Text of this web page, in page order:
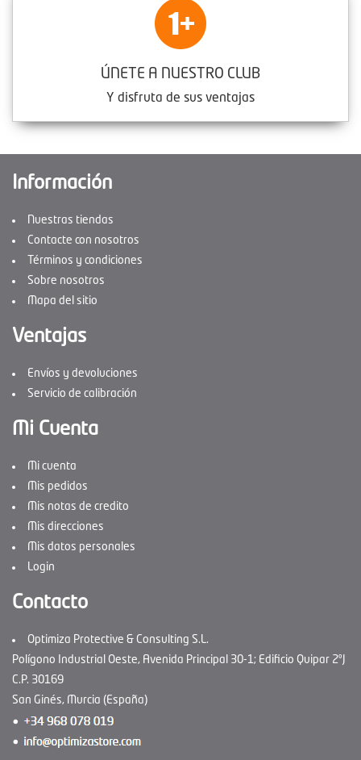
ÚNETE A NUESTRO CLUB
Y disfruta de sus ventajas
Información
Nuestras tiendas
Contacte con nosotros
Términos y condiciones
Sobre nosotros
Mapa del sitio
Ventajas
Envíos y devoluciones
Servicio de calibración
Mi Cuenta
Mi cuenta
Mis pedidos
Mis notas de credito
Mis direcciones
Mis datos personales
Login
Contacto
Optimiza Protective & Consulting S.L.
Polígono Industrial Oeste, Avenida Principal 30-1; Edificio Quipar 2ºJ
C.P. 30169
San Ginés, Murcia (España)